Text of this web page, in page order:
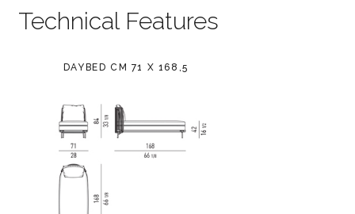
Technical Features
DAYBED CM 71 X 168,5